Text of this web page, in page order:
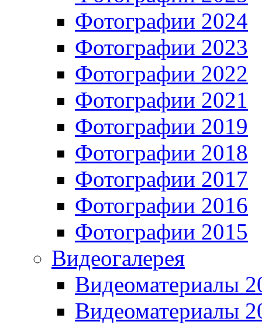
Фотографии 2024
Фотографии 2023
Фотографии 2022
Фотографии 2021
Фотографии 2019
Фотографии 2018
Фотографии 2017
Фотографии 2016
Фотографии 2015
Видеогалерея
Видеоматериалы
Видеоматериалы